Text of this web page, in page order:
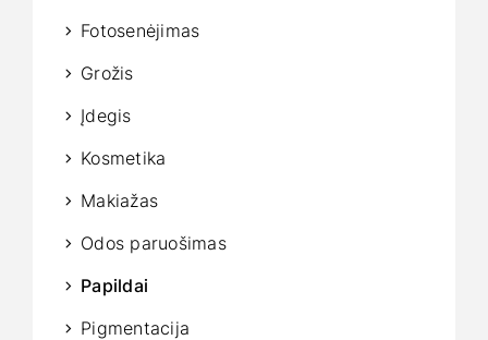
Fotosenėjimas
Grožis
Įdegis
Kosmetika
Makiažas
Odos paruošimas
Papildai
Pigmentacija